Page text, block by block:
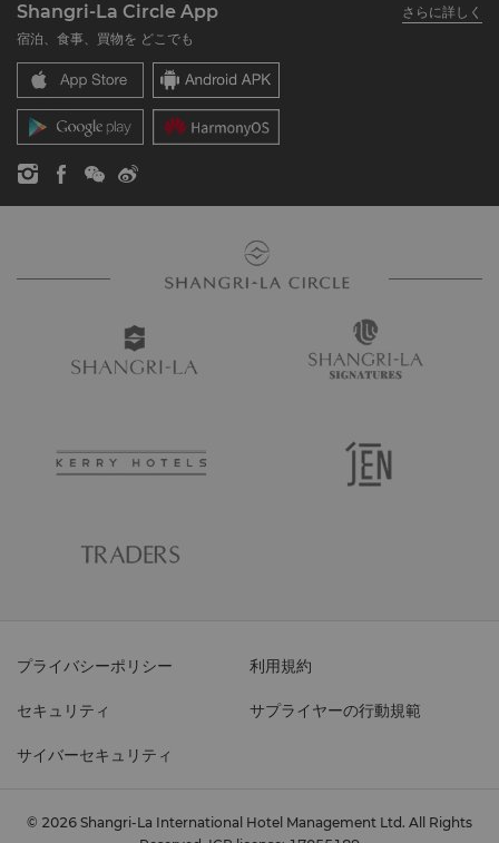
よくあるお問合せや質問
SLCに関するお問い合わせ
シャングリ・ラ ブランド
シャングリ・ラ センター
レジデンス
お問い合わせ
採用情報
企業の社会的責任
ニュース
Shangri-La Circle App
さらに詳しく
宿泊、食事、買物を どこでも
プライバシーポリシー 利用規約
セキュリティ サプライヤーの行動規範
サイバーセキュリティ
© 2026 Shangri-La International Hotel Management Ltd. All Rights